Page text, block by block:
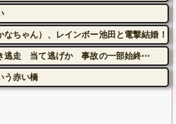
なちゃん）、レインボー池田と電撃結婚！
逃走 当て逃げか 事故の一部始終⋯
う赤い橋